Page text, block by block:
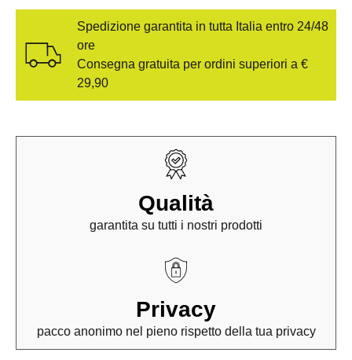
Spedizione garantita in tutta Italia entro 24/48
ore
Consegna gratuita per ordini superiori a €
29,90
Qualità
garantita su tutti i nostri prodotti
Privacy
pacco anonimo nel pieno rispetto della tua privacy